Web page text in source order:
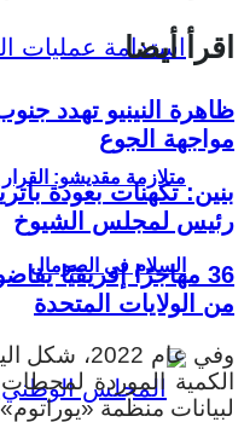
السلام في الصومال
اقرأ أيضا
ظاهرة النينيو تهدد
مواجهة الجوع
بنين: تكهنات بعودة
رئيس لمجلس الشيوخ
36 مهاجرًا إفريقيًا
من الولايات المتحدة
وفي عام
الكمية الموردة لمحطات
لبيانات منظمة